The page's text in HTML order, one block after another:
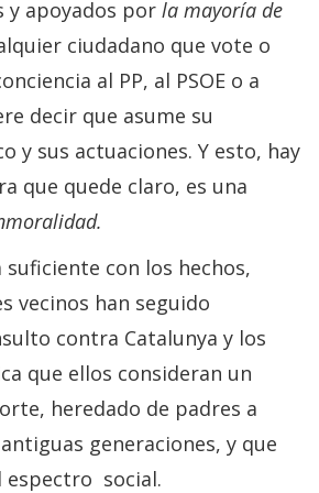
y apoyados por la mayoría de
ciudadano que vote o
al PP, al PSOE o a
decir que asume su
y sus actuaciones. Y esto, hay
que quede claro, es una
con los hechos,
vecinos han seguido
contra Catalunya y los
que ellos consideran un
heredado de padres a
generaciones, y que
espectro social.